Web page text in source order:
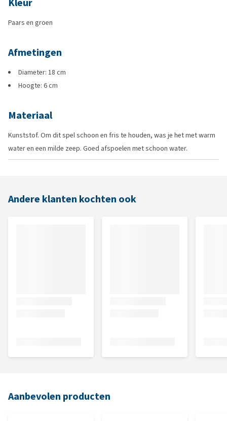
Kleur
Paars en groen
Afmetingen
Diameter: 18 cm
Hoogte: 6 cm
Materiaal
Kunststof. Om dit spel schoon en fris te houden, was je het met warm
water en een milde zeep. Goed afspoelen met schoon water.
Andere klanten kochten ook
Aanbevolen producten